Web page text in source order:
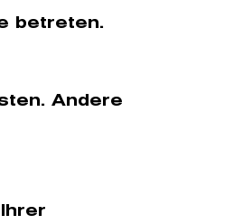
betreten.
Andere